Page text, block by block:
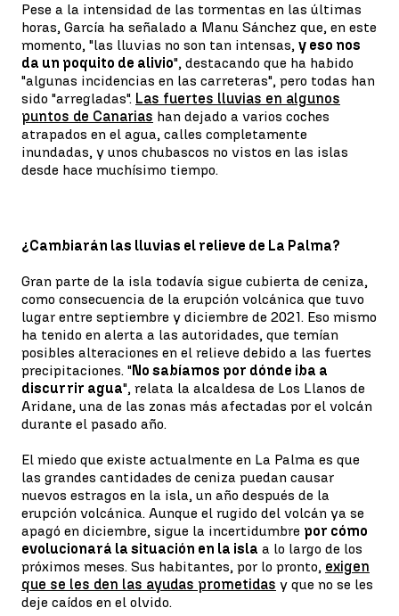
Pese a la intensidad de las tormentas en las últimas
horas, García ha señalado a Manu Sánchez que, en este
momento, "las lluvias no son tan intensas, y eso nos
da un poquito de alivio", destacando que ha habido
"algunas incidencias en las carreteras", pero todas han
sido "arregladas". Las fuertes lluvias en algunos
puntos de Canarias han dejado a varios coches
atrapados en el agua, calles completamente
inundadas, y unos chubascos no vistos en las islas
desde hace muchísimo tiempo.
¿Cambiarán las lluvias el relieve de La Palma?
Gran parte de la isla todavía sigue cubierta de ceniza,
como consecuencia de la erupción volcánica que tuvo
lugar entre septiembre y diciembre de 2021. Eso mismo
ha tenido en alerta a las autoridades, que temían
posibles alteraciones en el relieve debido a las fuertes
precipitaciones. "No sabíamos por dónde iba a
discurrir agua", relata la alcaldesa de Los Llanos de
Aridane, una de las zonas más afectadas por el volcán
durante el pasado año.
El miedo que existe actualmente en La Palma es que
las grandes cantidades de ceniza puedan causar
nuevos estragos en la isla, un año después de la
erupción volcánica. Aunque el rugido del volcán ya se
apagó en diciembre, sigue la incertidumbre por cómo
evolucionará la situación en la isla a lo largo de los
próximos meses. Sus habitantes, por lo pronto, exigen
que se les den las ayudas prometidas y que no se les
deje caídos en el olvido.